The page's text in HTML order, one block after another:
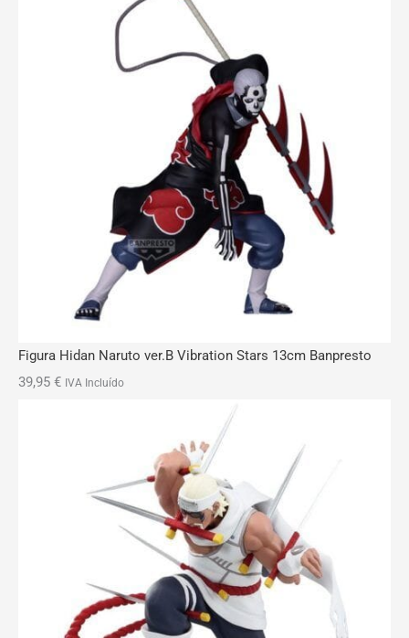
Figura Hidan Naruto ver.B Vibration Stars 13cm Banpresto
39,95 € IVA Incluído